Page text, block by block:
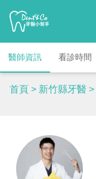
醫師資訊 看診時間
首頁 > 新竹縣牙醫 >